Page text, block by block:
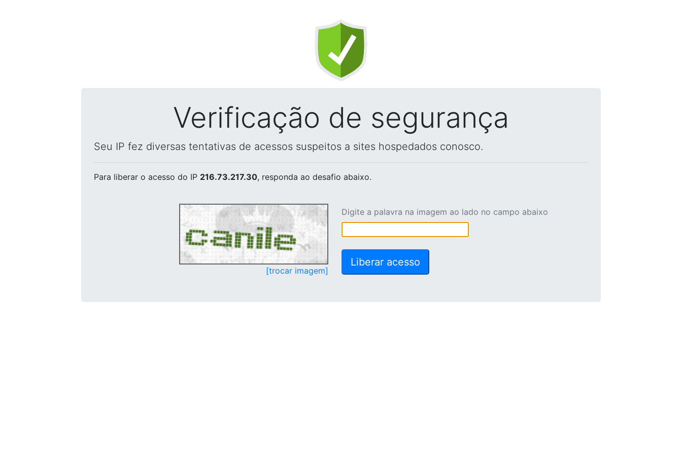
Verificação de segurança
Seu IP fez diversas tentativas de acessos suspeitos a sites hospedados conosco.
Para liberar o acesso do IP 216.73.217.30, responda ao desafio abaixo.
[trocar imagem]
Digite a palavra na imagem ao lado no campo abaixo